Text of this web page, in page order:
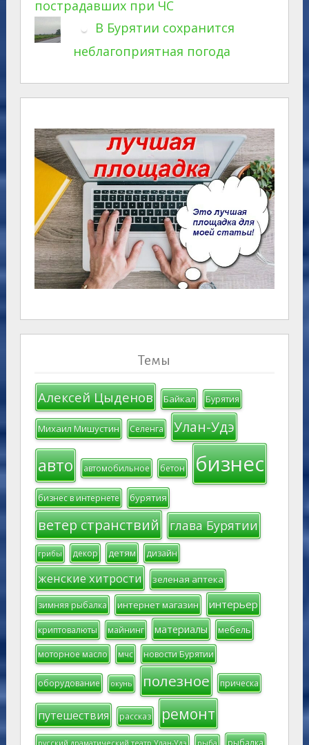
пострадавших при ЧС
В Бурятии сохранится
неблагоприятная погода
Темы
Алексей Цыденов Байкал Бурятия
Михаил Мишустин Селенга Улан-Удэ
авто автомобильное бетон бизнес
бизнес в интернете бурятия
ветер странствий глава Бурятии
грибы декор детям дизайн
женские хитрости зеленая аптека
зимняя рыбалка интернет магазин интерьер
криптовалюты майнинг материалы мебель
моторное масло мчс новости Бурятии
оборудование окунь полезное прическа
путешествия рассказ ремонт
русский драматический театр Улан-Удэ рыба рыбалка